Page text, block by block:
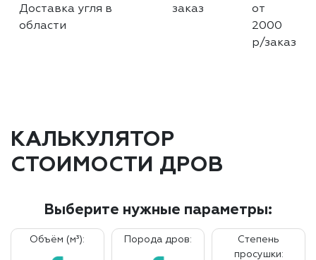
Доставка угля в
области
заказ
от
2000
р/заказ
КАЛЬКУЛЯТОР
СТОИМОСТИ ДРОВ
Выберите нужные параметры:
Объём (м³): Порода дров:
Степень
просушки: